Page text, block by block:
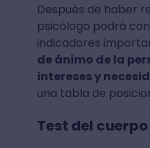
Después de haber
psicólogo podrá
indicadores
de ánimo de la
intereses y
una tabla de
Test del